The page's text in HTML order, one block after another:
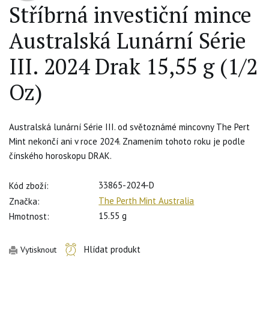
Stříbrná investiční mince
Australská Lunární Série
III. 2024 Drak 15,55 g (1/2
Oz)
Australská lunární Série III. od světoznámé mincovny The Pert
Mint nekončí ani v roce 2024. Znamením tohoto roku je podle
čínského horoskopu DRAK.
Kód zboží:
33865-2024-D
Značka:
The Perth Mint Australia
Hmotnost:
15.55 g
Vytisknout Hlídat produkt